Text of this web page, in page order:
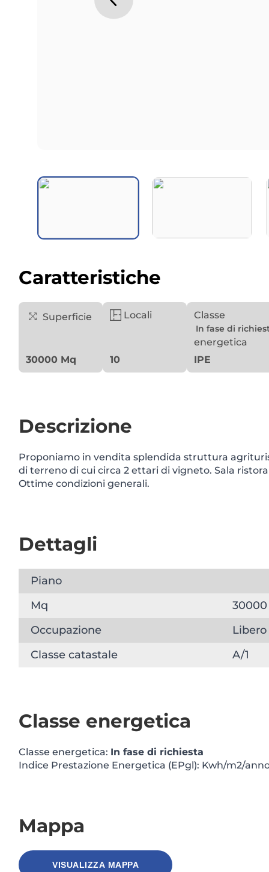
Caratteristiche
Superficie
30000 Mq
Locali
10
Classe
In fase di
energetica
IPE
Descrizione
Proponiamo in vendita splendida struttura
di terreno di cui circa 2 ettari di vigneto. Sala
Ottime condizioni generali.
Dettagli
Piano
Mq
30000
Occupazione
Libero
Classe catastale
A/1
Classe energetica
Classe energetica: In fase di richiesta
Indice Prestazione Energetica (EPgl): Kwh/m2/
Mappa
VISUALIZZA MAPPA